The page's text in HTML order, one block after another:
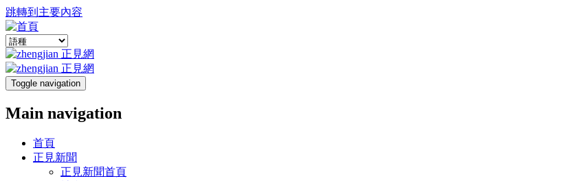
跳轉到主要內容
Toggle navigation
Main navigation
首頁
正見新聞
正見新聞首頁